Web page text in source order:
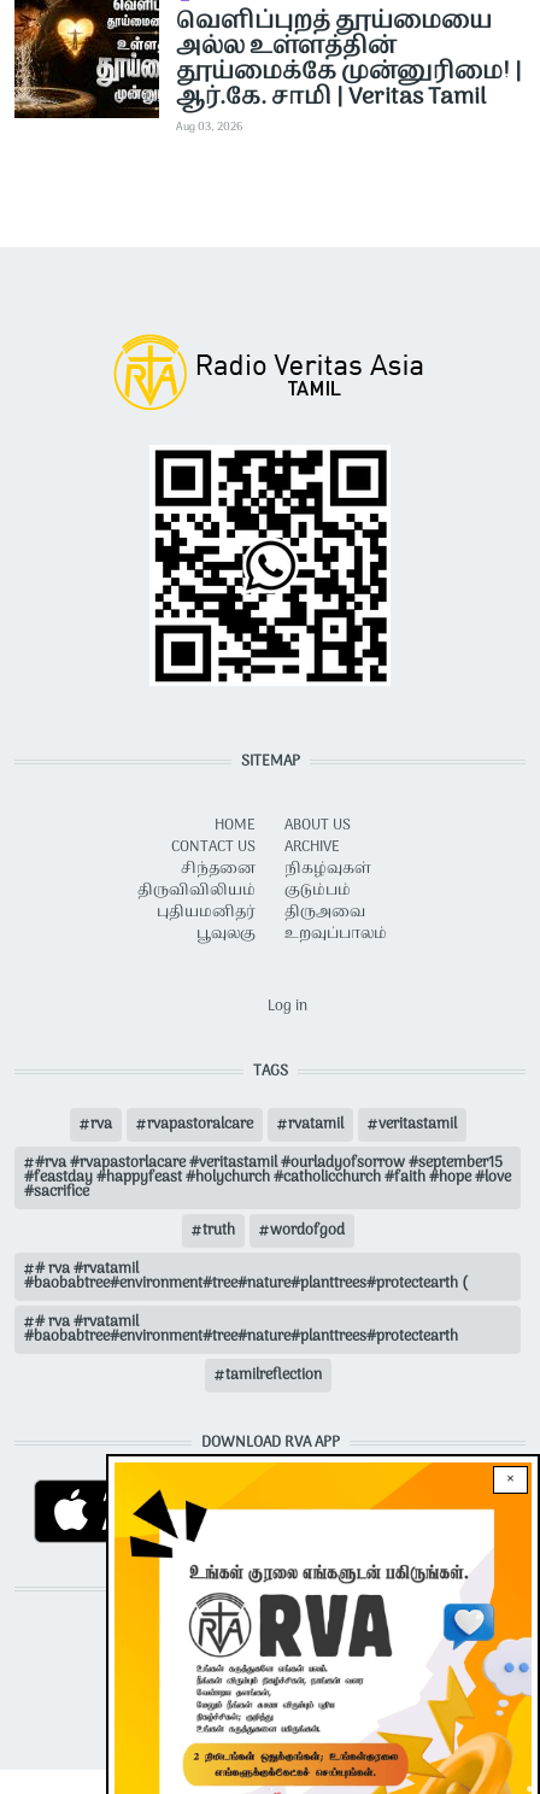
வெளிப்புறத் தூய்மையை
அல்ல உள்ளத்தின்
தூய்மைக்கே முன்னுரிமை! |
ஆர்.கே. சாமி | Veritas Tamil
Aug 03, 2026
×
SITEMAP
HOME
CONTACT US
சிந்தனை
திருவிவிலியம்
புதியமனிதர்
பூவுலகு
ABOUT US
ARCHIVE
நிகழ்வுகள்
குடும்பம்
திருஅவை
உறவுப்பாலம்
Log in
TAGS
rva rvapastoralcare rvatamil
veritastamil
#rva #rvapastorlacare #veritastamil #ourladyofsorrow #september15
#feastday #happyfeast #holychurch #catholicchurch #faith #hope #love
#sacrifice
truth
wordofgod
# rva #rvatamil
#baobabtree#environment#tree#nature#planttrees#protectearth (
# rva #rvatamil
#baobabtree#environment#tree#nature#planttrees#protectearth
tamilreflection
DOWNLOAD RVA APP
STAY CONNECTED WITH US!